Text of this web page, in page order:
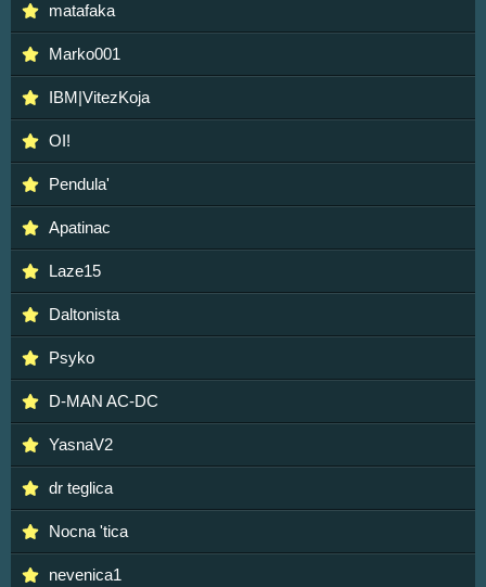
matafaka
Marko001
IBM|VitezKoja
OI!
Pendula'
Apatinac
Laze15
Daltonista
Psyko
D-MAN AC-DC
YasnaV2
dr teglica
Nocna 'tica
nevenica1